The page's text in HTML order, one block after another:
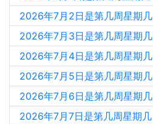
2026年7月2日是第几周星期几
2026年7月3日是第几周星期几
2026年7月4日是第几周星期几
2026年7月5日是第几周星期几
2026年7月6日是第几周星期几
2026年7月7日是第几周星期几